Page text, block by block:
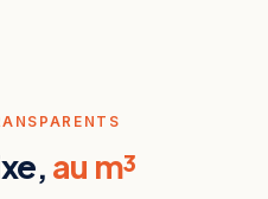
au m³